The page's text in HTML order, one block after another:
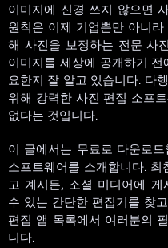
이미지에 신경 쓰지 않으면
원칙은 이제 기업뿐만 아니
해 사진을 보정하는 전문 사
이미지를 세상에 공개하기
요한지 잘 알고 있습니다. 다
위해 강력한 사진 편집 소프
없다는 것입니다.
이 글에서는 무료로 다운로
소프트웨어를 소개합니다.
고 계시든, 소셜 미디어에
수 있는 간단한 편집기를 찾
편집 앱 목록에서 여러분의
니다.